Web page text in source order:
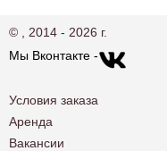
© , 2014 - 2026 г.
Мы Вконтакте -
Условия заказа
Аренда
Вакансии